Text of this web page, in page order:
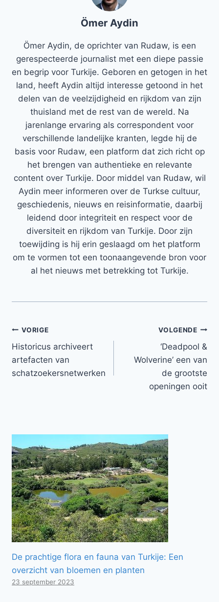
Ömer Aydin
Ömer Aydin, de oprichter van Rudaw, is een
gerespecteerde journalist met een diepe passie
en begrip voor Turkije. Geboren en getogen in het
land, heeft Aydin altijd interesse getoond in het
delen van de veelzijdigheid en rijkdom van zijn
thuisland met de rest van de wereld. Na
jarenlange ervaring als correspondent voor
verschillende landelijke kranten, legde hij de
basis voor Rudaw, een platform dat zich richt op
het brengen van authentieke en relevante
content over Turkije. Door middel van Rudaw, wil
Aydin meer informeren over de Turkse cultuur,
geschiedenis, nieuws en reisinformatie, daarbij
leidend door integriteit en respect voor de
diversiteit en rijkdom van Turkije. Door zijn
toewijding is hij erin geslaagd om het platform
om te vormen tot een toonaangevende bron voor
al het nieuws met betrekking tot Turkije.
Bericht
navigatie
VORIGE
Historicus archiveert
artefacten van
schatzoekersnetwerken
VOLGENDE
‘Deadpool &
Wolverine’ een van
de grootste
openingen ooit
De prachtige flora en fauna van Turkije: Een
overzicht van bloemen en planten
23 september 2023